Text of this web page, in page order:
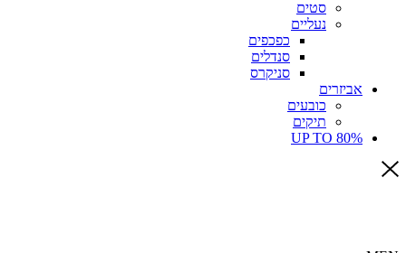
סטים
נעליים
כפכפים
סנדלים
סניקרס
אביזרים
כובעים
תיקים
UP TO 80%